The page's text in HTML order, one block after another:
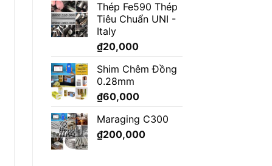
Thép Fe590 Thép
Tiêu Chuẩn UNI -
Italy
₫20,000
Shim Chêm Đồng
0.28mm
₫60,000
Maraging C300
₫200,000